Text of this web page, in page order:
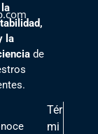
la
la
de
.
Tér
mi